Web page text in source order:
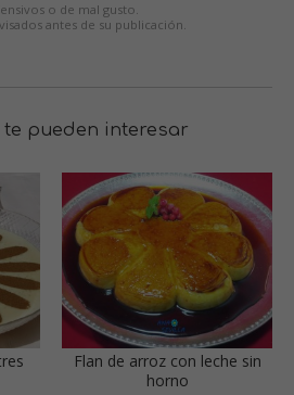
o de mal gusto.
antes de su publicación.
pueden interesar
Flan de arroz con leche sin
horno